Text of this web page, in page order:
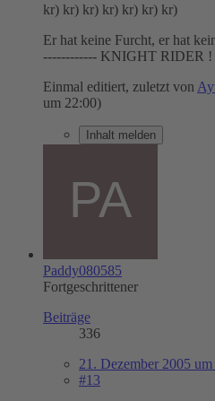
kr) kr) kr) kr) kr) kr) kr)
Er hat keine Furcht, er hat
------------ KNIGHT RIDER !
Einmal editiert, zuletzt von
um 22:00)
Inhalt melden
Paddy080585
Fortgeschrittener
Beiträge
336
21. Dezember 2005
#13